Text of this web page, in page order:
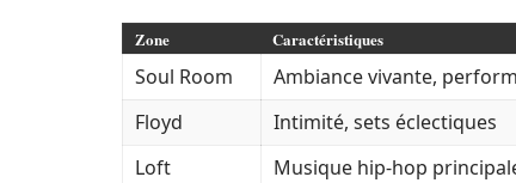
Zone Caractéristiques
Soul Room Ambiance vivante,
Floyd
Intimité, sets éclectiques
Loft
Musique hip-hop